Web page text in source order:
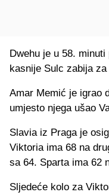
Dwehu je u 58.
kasnije Sulc zabija
Amar Memić je igrao
umjesto njega ušao
Slavia iz Praga je
Viktoria ima 68 na
sa 64. Sparta ima 62
Sljedeće kolo za